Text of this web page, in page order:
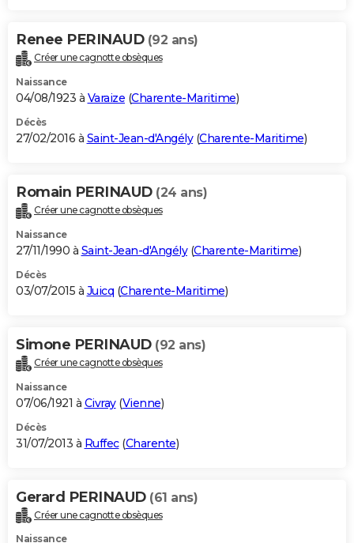
Renee PERINAUD (92 ans)
Créer une cagnotte obsèques
Naissance
04/08/1923 à Varaize (Charente-Maritime)
Décès
27/02/2016 à Saint-Jean-d'Angély(Charente-Maritime)
Romain PERINAUD (24 ans)
Créer une cagnotte obsèques
Naissance
27/11/1990 à Saint-Jean-d'Angély(Charente-Maritime)
Décès
03/07/2015 à Juicq (Charente-Maritime)
Simone PERINAUD (92 ans)
Créer une cagnotte obsèques
Naissance
07/06/1921 à Civray(Vienne)
Décès
31/07/2013 à Ruffec(Charente)
Gerard PERINAUD (61 ans)
Créer une cagnotte obsèques
Naissance